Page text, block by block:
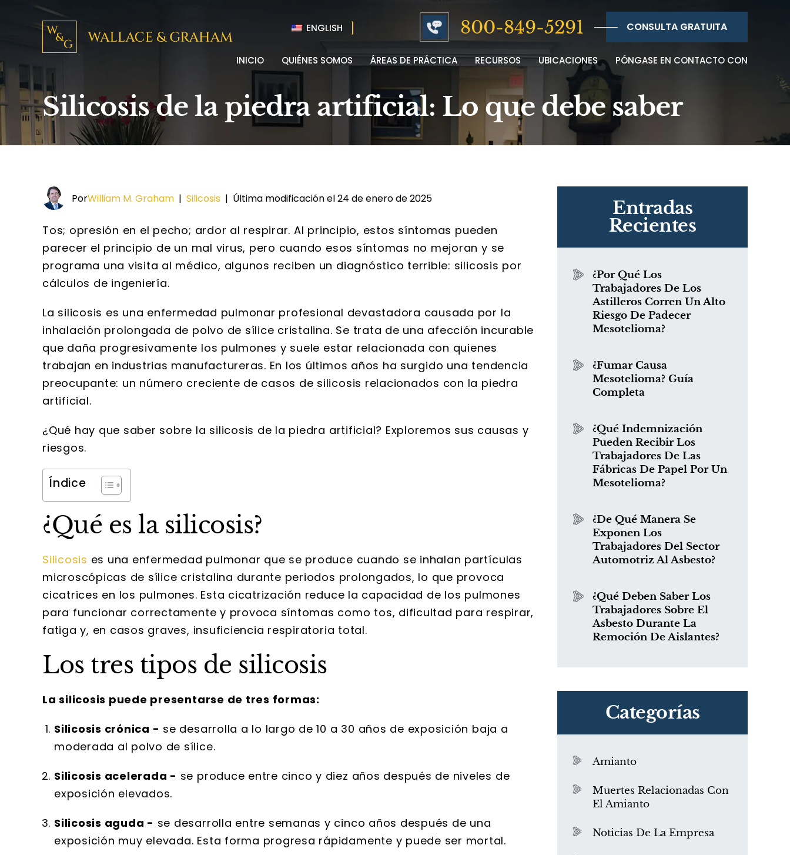
ENGLISH 800-849-5291 CONSULTA GRATUITA
INICIO QUIÉNES SOMOS ÁREAS DE PRÁCTICA RECURSOS UBICACIONES PÓNGASE EN CONTACTO CON
Silicosis de la piedra artificial: Lo que debe saber
PorWilliam M. Graham | Silicosis | Última modificación el 24 de enero de 2025
Tos; opresión en el pecho; ardor al respirar. Al principio, estos síntomas pueden
parecer el principio de un mal virus, pero cuando esos síntomas no mejoran y se
programa una visita al médico, algunos reciben un diagnóstico terrible: silicosis por
cálculos de ingeniería.
La silicosis es una enfermedad pulmonar profesional devastadora causada por la
inhalación prolongada de polvo de sílice cristalina. Se trata de una afección incurable
que daña progresivamente los pulmones y suele estar relacionada con quienes
trabajan en industrias manufactureras. En los últimos años ha surgido una tendencia
preocupante: un número creciente de casos de silicosis relacionados con la piedra
artificial.
¿Qué hay que saber sobre la silicosis de la piedra artificial? Exploremos sus causas y
riesgos.
Índice
¿Qué es la silicosis?
Silicosis es una enfermedad pulmonar que se produce cuando se inhalan partículas
microscópicas de sílice cristalina durante periodos prolongados, lo que provoca
cicatrices en los pulmones. Esta cicatrización reduce la capacidad de los pulmones
para funcionar correctamente y provoca síntomas como tos, dificultad para respirar,
fatiga y, en casos graves, insuficiencia respiratoria total.
Los tres tipos de silicosis
La silicosis puede presentarse de tres formas:
Silicosis crónica - se desarrolla a lo largo de 10 a 30 años de exposición baja a
moderada al polvo de sílice.
Silicosis acelerada - se produce entre cinco y diez años después de niveles de
exposición elevados.
Silicosis aguda - se desarrolla entre semanas y cinco años después de una
exposición muy elevada. Esta forma progresa rápidamente y puede ser mortal.
Entradas
Recientes
¿Por Qué Los
Trabajadores De Los
Astilleros Corren Un Alto
Riesgo De Padecer
Mesotelioma?
¿Fumar Causa
Mesotelioma? Guía
Completa
¿Qué Indemnización
Pueden Recibir Los
Trabajadores De Las
Fábricas De Papel Por Un
Mesotelioma?
¿De Qué Manera Se
Exponen Los
Trabajadores Del Sector
Automotriz Al Asbesto?
¿Qué Deben Saber Los
Trabajadores Sobre El
Asbesto Durante La
Remoción De Aislantes?
Categorías
Amianto
Muertes Relacionadas Con
El Amianto
Noticias De La Empresa